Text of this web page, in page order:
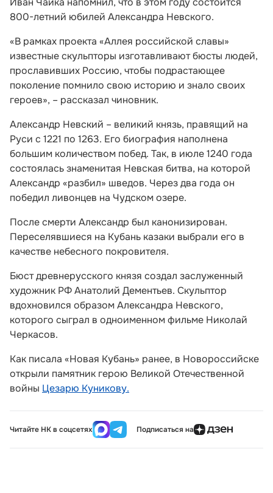
800-летний юбилей Александра Невского.
«В рамках проекта «Аллея российской славы»
известные скульпторы изготавливают бюсты людей,
прославивших Россию, чтобы подрастающее
поколение помнило свою историю и знало своих
героев», – рассказал чиновник.
Александр Невский – великий князь, правящий на
Руси с 1221 по 1263. Его биография наполнена
большим количеством побед. Так, в июле 1240 года
состоялась знаменитая Невская битва, на которой
Александр «разбил» шведов. Через два года он
победил ливонцев на Чудском озере.
После смерти Александр был канонизирован.
Переселявшиеся на Кубань казаки выбрали его в
качестве небесного покровителя.
Бюст древнерусского князя создал заслуженный
художник РФ Анатолий Дементьев. Скульптор
вдохновился образом Александра Невского,
которого сыграл в одноименном фильме Николай
Черкасов.
Как писала «Новая Кубань» ранее, в Новороссийске
открыли памятник герою Великой Отечественной
войны Цезарю Куникову.
Читайте НК в соцсетях Подписаться на